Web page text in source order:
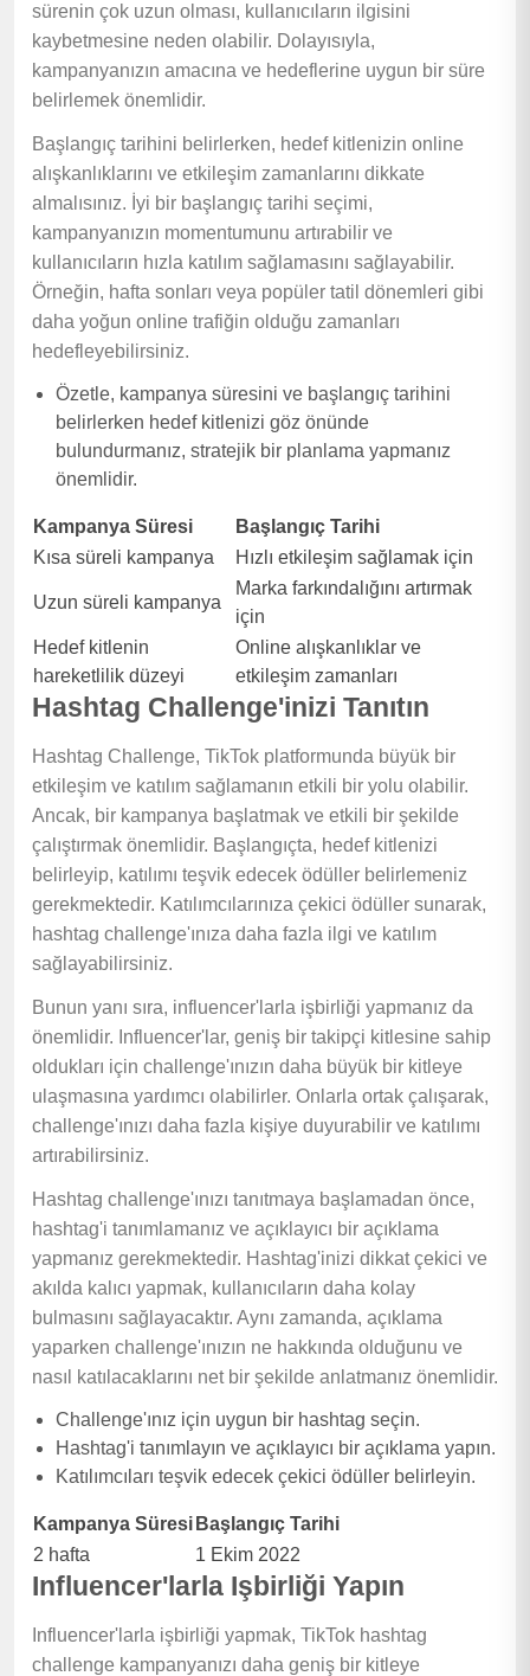
sürenin çok uzun olması, kullanıcıların ilgisini
kaybetmesine neden olabilir. Dolayısıyla,
kampanyanızın amacına ve hedeflerine uygun bir süre
belirlemek önemlidir.
Başlangıç tarihini belirlerken, hedef kitlenizin online
alışkanlıklarını ve etkileşim zamanlarını dikkate
almalısınız. İyi bir başlangıç tarihi seçimi,
kampanyanızın momentumunu artırabilir ve
kullanıcıların hızla katılım sağlamasını sağlayabilir.
Örneğin, hafta sonları veya popüler tatil dönemleri gibi
daha yoğun online trafiğin olduğu zamanları
hedefleyebilirsiniz.
Özetle, kampanya süresini ve başlangıç tarihini
belirlerken hedef kitlenizi göz önünde
bulundurmanız, stratejik bir planlama yapmanız
önemlidir.
Kampanya Süresi
Başlangıç Tarihi
Kısa süreli kampanya
Hızlı etkileşim sağlamak için
Uzun süreli kampanya
Marka farkındalığını artırmak
için
Hedef kitlenin
hareketlilik düzeyi
Online alışkanlıklar ve
etkileşim zamanları
Hashtag Challenge'inizi Tanıtın
Hashtag Challenge, TikTok platformunda büyük bir
etkileşim ve katılım sağlamanın etkili bir yolu olabilir.
Ancak, bir kampanya başlatmak ve etkili bir şekilde
çalıştırmak önemlidir. Başlangıçta, hedef kitlenizi
belirleyip, katılımı teşvik edecek ödüller belirlemeniz
gerekmektedir. Katılımcılarınıza çekici ödüller sunarak,
hashtag challenge'ınıza daha fazla ilgi ve katılım
sağlayabilirsiniz.
Bunun yanı sıra, influencer'larla işbirliği yapmanız da
önemlidir. Influencer'lar, geniş bir takipçi kitlesine sahip
oldukları için challenge'ınızın daha büyük bir kitleye
ulaşmasına yardımcı olabilirler. Onlarla ortak çalışarak,
challenge'ınızı daha fazla kişiye duyurabilir ve katılımı
artırabilirsiniz.
Hashtag challenge'ınızı tanıtmaya başlamadan önce,
hashtag'i tanımlamanız ve açıklayıcı bir açıklama
yapmanız gerekmektedir. Hashtag'inizi dikkat çekici ve
akılda kalıcı yapmak, kullanıcıların daha kolay
bulmasını sağlayacaktır. Aynı zamanda, açıklama
yaparken challenge'ınızın ne hakkında olduğunu ve
nasıl katılacaklarını net bir şekilde anlatmanız önemlidir.
Challenge'ınız için uygun bir hashtag seçin.
Hashtag'i tanımlayın ve açıklayıcı bir açıklama yapın.
Katılımcıları teşvik edecek çekici ödüller belirleyin.
Kampanya Süresi Başlangıç Tarihi
2 hafta
1 Ekim 2022
Influencer'larla Işbirliği Yapın
Influencer'larla işbirliği yapmak, TikTok hashtag
challenge kampanyanızı daha geniş bir kitleye